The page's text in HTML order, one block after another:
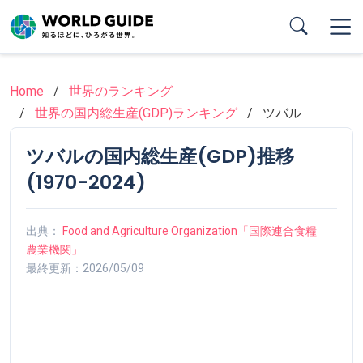
to
main
Home
世界のランキング
世界の国内総生産(GDP)ランキング
ツバル
ツバルの国内総生産(GDP)推移
(1970-2024)
出典：
Food and Agriculture Organization「国際連合食糧
農業機関」
最終更新：2026/05/09